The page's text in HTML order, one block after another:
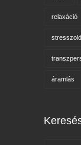
relaxáció
áramlás